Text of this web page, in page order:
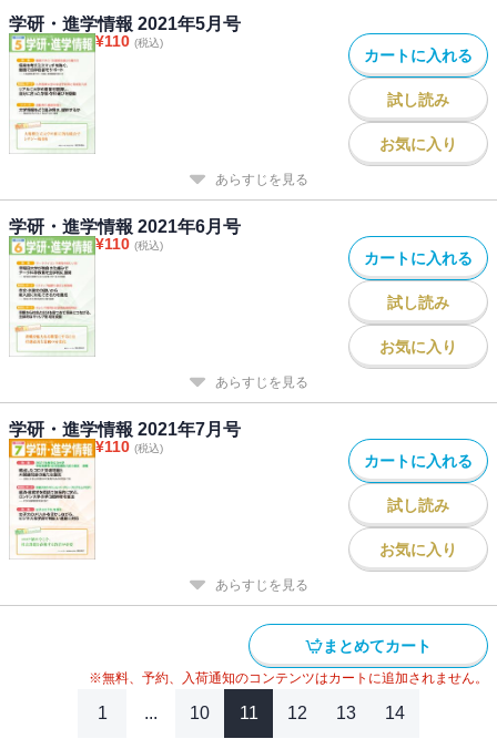
学研・進学情報 2021年5月号
¥110 (税込)
カートに入れる
試し読み
お気に入り
あらすじを見る
学研・進学情報 2021年6月号
¥110 (税込)
カートに入れる
試し読み
お気に入り
あらすじを見る
学研・進学情報 2021年7月号
¥110 (税込)
カートに入れる
試し読み
お気に入り
あらすじを見る
まとめてカート
※無料、予約、入荷通知のコンテンツはカートに追加されません。
1 ... 10 11 12 13 14